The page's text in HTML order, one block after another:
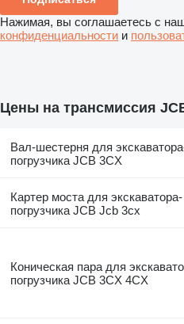
Нажимая, вы соглашаетесь с
конфиденциальности и
Цены на трансмиссия
Вал-шестерня для
погрузчика JCB 3CX
Картер моста для экскаватора-
погрузчика JCB Jcb 3cx
Коническая пара для
погрузчика JCB 3CX 4CX